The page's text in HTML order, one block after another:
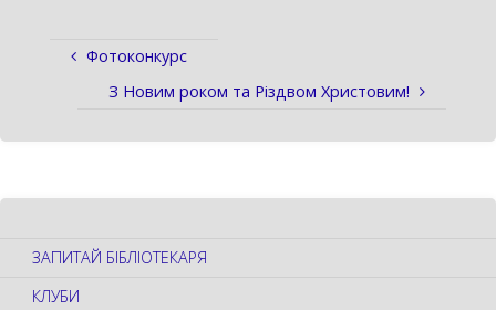
Фотоконкурс
З Новим роком та Різдвом Христовим!
ЗАПИТАЙ БІБЛІОТЕКАРЯ
КЛУБИ